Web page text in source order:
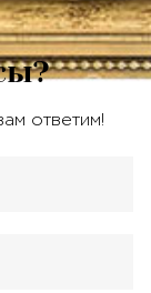
ответим!